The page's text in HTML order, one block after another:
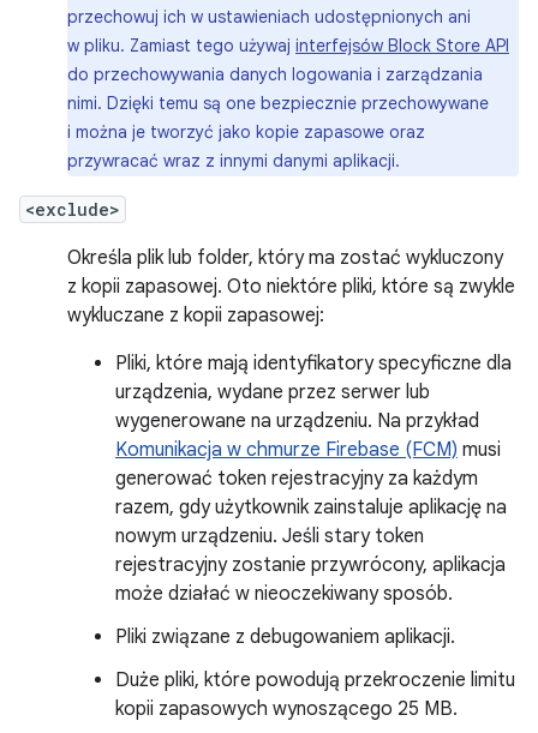
przechowuj ich w ustawieniach udostępnionych ani
w pliku. Zamiast tego używaj interfejsów Block Store API
do przechowywania danych logowania i zarządzania
nimi. Dzięki temu są one bezpiecznie przechowywane
i można je tworzyć jako kopie zapasowe oraz
przywracać wraz z innymi danymi aplikacji.
<exclude>
Określa plik lub folder, który ma zostać wykluczony
z kopii zapasowej. Oto niektóre pliki, które są zwykle
wykluczane z kopii zapasowej:
Pliki, które mają identyfikatory specyficzne dla
urządzenia, wydane przez serwer lub
wygenerowane na urządzeniu. Na przykład
Komunikacja w chmurze Firebase (FCM) musi
generować token rejestracyjny za każdym
razem, gdy użytkownik zainstaluje aplikację na
nowym urządzeniu. Jeśli stary token
rejestracyjny zostanie przywrócony, aplikacja
może działać w nieoczekiwany sposób.
Pliki związane z debugowaniem aplikacji.
Duże pliki, które powodują przekroczenie limitu
kopii zapasowych wynoszącego 25 MB.